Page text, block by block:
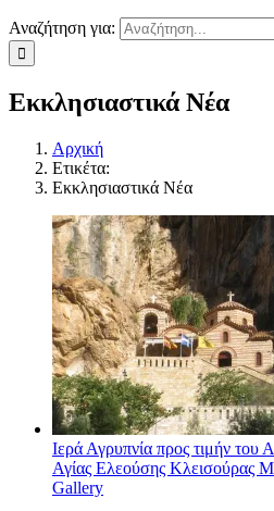
Αναζήτηση για:
Εκκλησιαστικά Νέα
Αρχική
Ετικέτα:
Εκκλησιαστικά Νέα
Ιερά Αγρυπνία προς τιμήν
Αγίας Ελεούσης Κλεισούρας
Gallery